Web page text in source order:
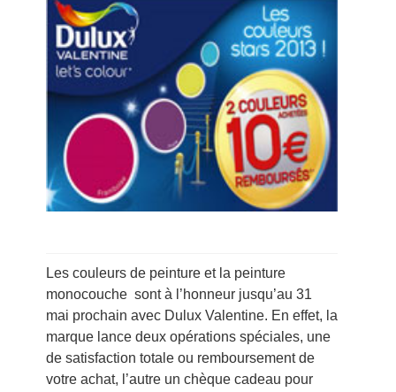
Les couleurs de peinture et la peinture
monocouche sont à l’honneur jusqu’au 31
mai prochain avec Dulux Valentine. En effet, la
marque lance deux opérations spéciales, une
de satisfaction totale ou remboursement de
votre achat, l’autre un chèque cadeau pour